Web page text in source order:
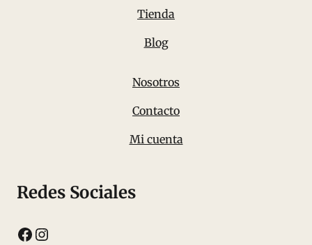
Tienda
Blog
Nosotros
Contacto
Mi cuenta
Redes Sociales
Facebook
Instagram